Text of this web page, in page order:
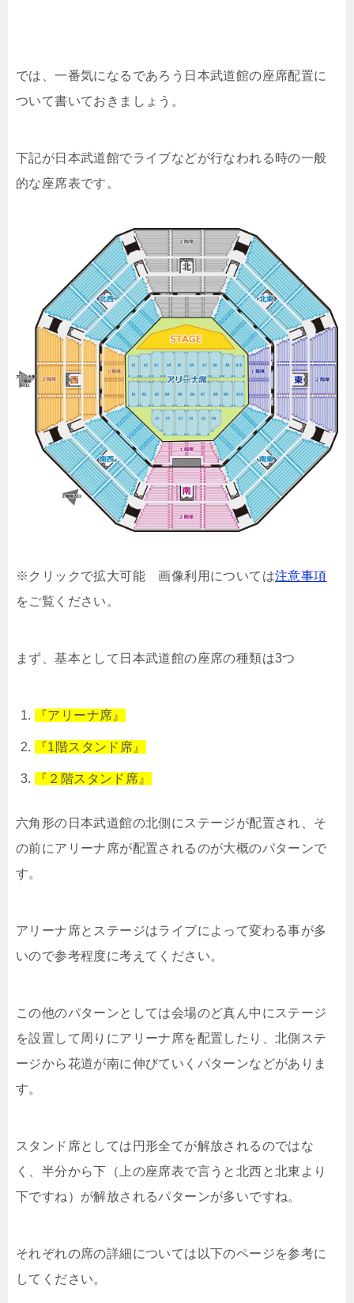
では、一番気になるであろう日本武道館の座席配置に
ついて書いておきましょう。
下記が日本武道館でライブなどが行なわれる時の一般
的な座席表です。
※クリックで拡大可能 画像利用については注意事項
をご覧ください。
まず、基本として日本武道館の座席の種類は3つ
『アリーナ席』
『1階スタンド席』
『２階スタンド席』
六角形の日本武道館の北側にステージが配置され、そ
の前にアリーナ席が配置されるのが大概のパターンで
す。
アリーナ席とステージはライブによって変わる事が多
いので参考程度に考えてください。
この他のパターンとしては会場のど真ん中にステージ
を設置して周りにアリーナ席を配置したり、北側ステ
ージから花道が南に伸びていくパターンなどがありま
す。
スタンド席としては円形全てが解放されるのではな
く、半分から下（上の座席表で言うと北西と北東より
下ですね）が解放されるパターンが多いですね。
それぞれの席の詳細については以下のページを参考に
してください。